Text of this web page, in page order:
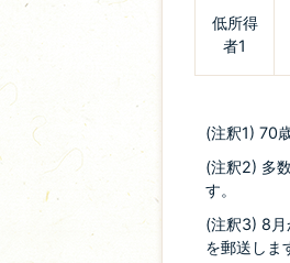
低所得
者1
(注釈1) 70
(注釈2) 多
す。
(注釈3) 8月
を郵送しま